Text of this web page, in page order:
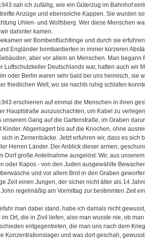
sah ich zufällig, wie ein Güterzug im Bahnhof
Anzüge und ebensolche Kappen. Sie wurden
Uhlen- und Wolfsberg. Wer diese Menschen
dahinter kamen.
wir Bombenflüchtlinge und durch sie
Engländer bombardierten in immer kürzeren
aber vor allem an Menschen. Man
Luftschutzkeller Deutschlands war, hatten auch wir
oder Berlin waren sehr bald bei uns heimisch, sie
friedlichen Welt, wo sie nachts ruhig schlafen
erschienen auf einmal die Menschen in ihren
Hauptstraße auszuschachten, um Kabel zu
unserem Gang auf die Gartenstraße, im Graben
Kinder. Abgemagert bis auf die Knochen, ohne
in Zementsäcke. Jetzt erfuhren wir, dass es sich
Herren Länder. Der Anblick dieser armen,
Dorf große Anteilnahme ausgelöst. Wir, aus
oder Kapos - von den Juden ausgewählte
und vor allem Brot in den Graben
Zeit einen Jungen, der sicher nicht älter als 14
regelmäßig am Vormittag zur bestimmten Zeit
man dabei stand, habe ich damals nicht
Ort, die in Zivil liefen, also man wusste nie, ob
entgegentreten, die man uns nach dem
Konzentrationslager und was dort geschah,